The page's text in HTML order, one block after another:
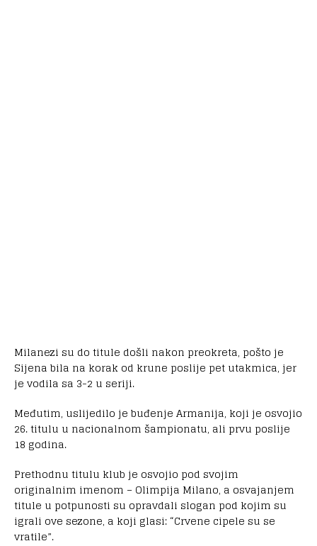
Milanezi su do titule došli nakon preokreta, pošto je
Sijena bila na korak od krune poslije pet utakmica, jer
je vodila sa 3-2 u seriji.
Međutim, uslijedilo je buđenje Armanija, koji je osvojio
26. titulu u nacionalnom šampionatu, ali prvu poslije
18 godina.
Prethodnu titulu klub je osvojio pod svojim
originalnim imenom – Olimpija Milano, a osvajanjem
titule u potpunosti su opravdali slogan pod kojim su
igrali ove sezone, a koji glasi: “Crvene cipele su se
vratile”.